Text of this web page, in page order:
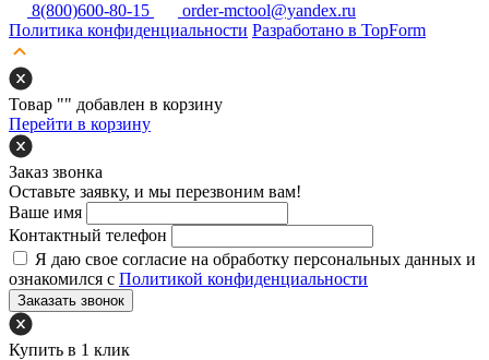
8(800)600-80-15
order-mctool@yandex.ru
Политика конфиденциальности Разработано в TopForm
Товар "" добавлен в корзину
Перейти в корзину
Заказ звонка
Оставьте заявку, и мы перезвоним вам!
Ваше имя
Контактный телефон
Я даю свое согласие на обработку персональных данных и
ознакомился с Политикой конфиденциальности
Заказать звонок
Купить в 1 клик